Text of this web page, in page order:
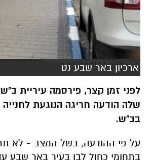
ארכיון באר שבע נט
לפני זמן קצר, פירסמה עיריית ב"ש
שלה הודעה חריגה הנוגעת לחנייה
בב"ש.
על פי ההודעה, בשל המצב - לא
בתחומי כחול לבן בעיר באר שבע
חדשה.
אינדקס העסקים של באר שבע נט